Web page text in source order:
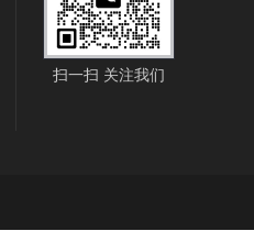
扫一扫 关注我们